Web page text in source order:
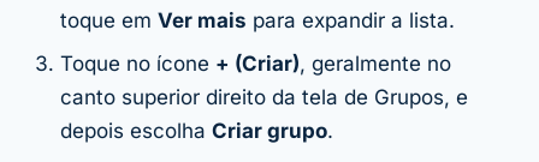
toque em Ver mais para expandir a lista.
Toque no ícone + (Criar), geralmente no
canto superior direito da tela de Grupos, e
depois escolha Criar grupo.